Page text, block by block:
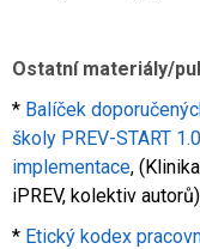
Ostatní materiály/
* Balíček
školy PREV-START
implementace,
iPREV, kolektiv autorů)
* Etický kodex